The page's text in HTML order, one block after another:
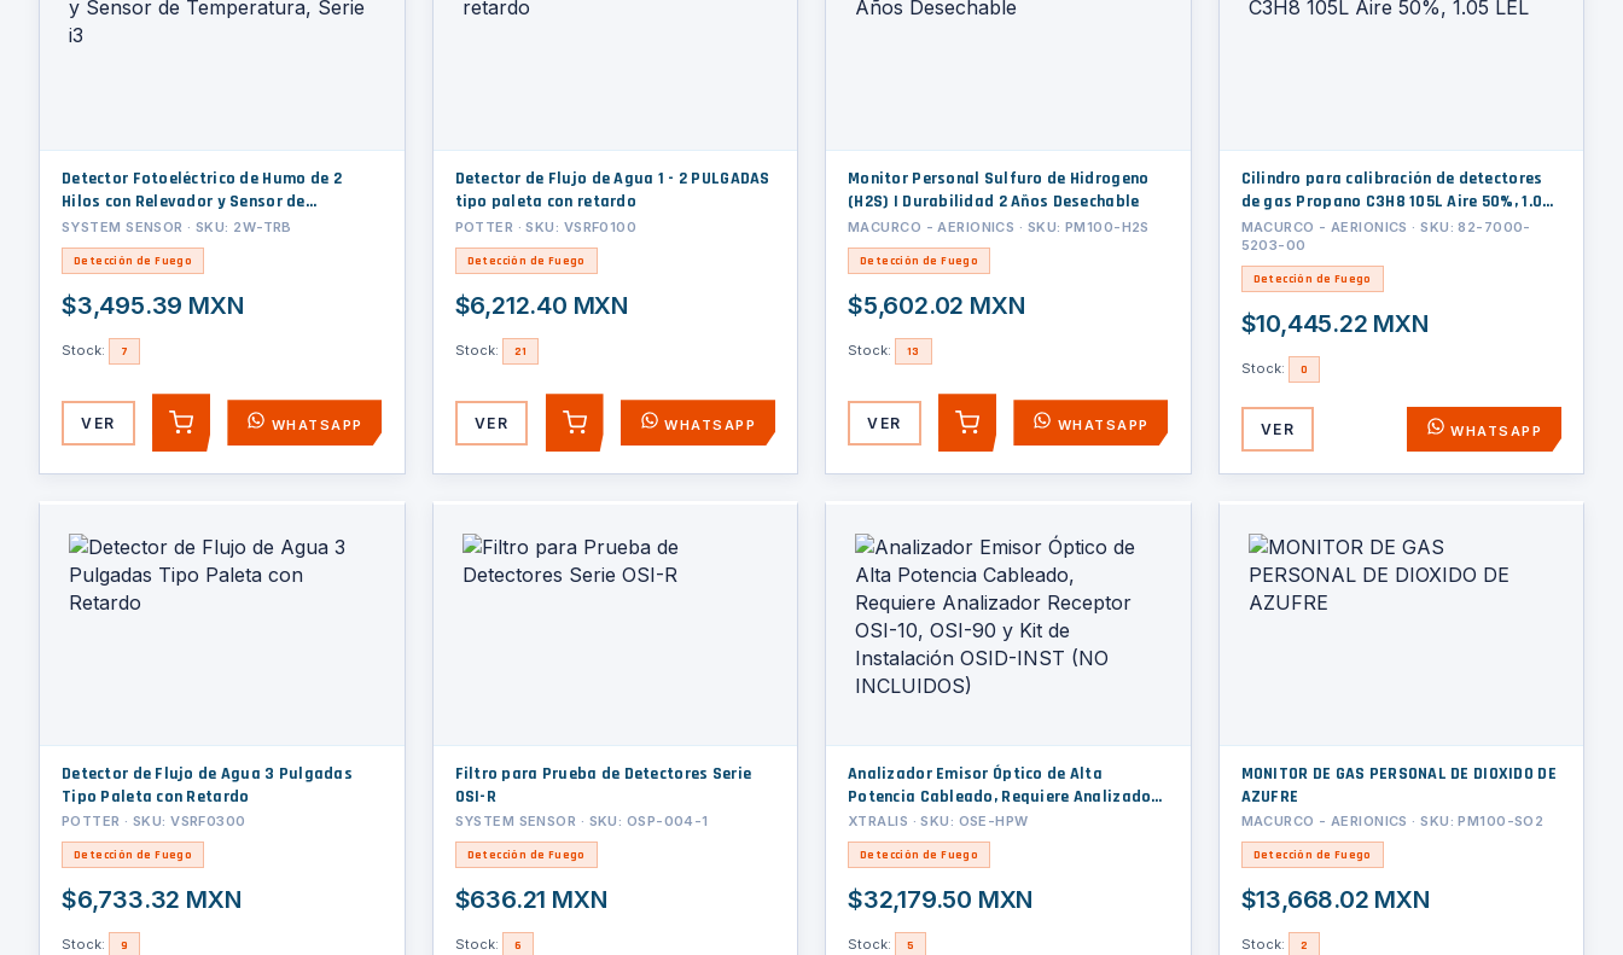
Detector Fotoeléctrico de Humo de 2
Hilos con Relevador y Sensor de
Temperatura, Serie i3
SYSTEM SENSOR · SKU: 2W-TRB
Detección de Fuego
$3,495.39 MXN
Stock: 7
VER AGREGARWHATSAPP
Detector de Flujo de Agua 1 - 2 PULGADAS
tipo paleta con retardo
POTTER · SKU: VSRF0100
Detección de Fuego
$6,212.40 MXN
Stock: 21
VER AGREGARWHATSAPP
Monitor Personal Sulfuro de Hidrogeno
(H2S) | Durabilidad 2 Años Desechable
MACURCO - AERIONICS · SKU: PM100-H2S
Detección de Fuego
$5,602.02 MXN
Stock: 13
VER AGREGARWHATSAPP
Cilindro para calibración de detectores
de gas Propano C3H8 105L Aire 50%, 1.05
LEL
MACURCO - AERIONICS · SKU: 82-7000-
5203-00
Detección de Fuego
$10,445.22 MXN
Stock: 0
VER WHATSAPP
Detector de Flujo de Agua 3 Pulgadas
Tipo Paleta con Retardo
POTTER · SKU: VSRF0300
Detección de Fuego
$6,733.32 MXN
Stock: 9
Filtro para Prueba de Detectores Serie
OSI-R
SYSTEM SENSOR · SKU: OSP-004-1
Detección de Fuego
$636.21 MXN
Stock: 6
Analizador Emisor Óptico de Alta
Potencia Cableado, Requiere Analizador
Receptor OSI-10, OSI-90 y Kit de
Instalación OSID-INST (NO INCLUIDOS)
XTRALIS · SKU: OSE-HPW
Detección de Fuego
$32,179.50 MXN
Stock: 5
MONITOR DE GAS PERSONAL DE DIOXIDO DE
AZUFRE
MACURCO - AERIONICS · SKU: PM100-SO2
Detección de Fuego
$13,668.02 MXN
Stock: 2